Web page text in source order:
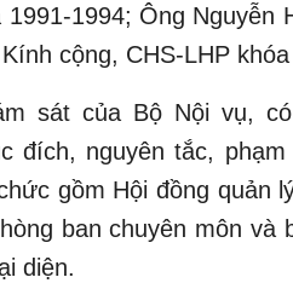
1994; Ông Nguyễn
cộng, CHS-LHP
sát của Bộ Nội vụ,
đích, nguyên tắc,
gồm Hội đồng quản
ban chuyên môn và
diện.